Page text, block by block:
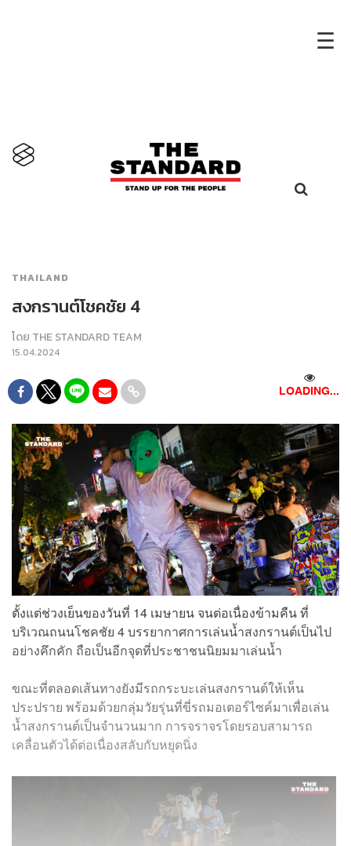
☰
THAILAND
สงกรานต์โชคชัย 4
โดย THE STANDARD TEAM
15.04.2024
LOADING...
ตั้งแต่ช่วงเย็นของวันที่ 14 เมษายน จนต่อเนื่องข้ามคืน ที่
บริเวณถนนโชคชัย 4 บรรยากาศการเล่นน้ำสงกรานต์เป็นไป
อย่างคึกคัก ถือเป็นอีกจุดที่ประชาชนนิยมมาเล่นน้ำ
ขณะที่ตลอดเส้นทางยังมีรถกระบะเล่นสงกรานต์ให้เห็น
ประปราย พร้อมด้วยกลุ่มวัยรุ่นที่ขี่รถมอเตอร์ไซค์มาเพื่อเล่น
น้ำสงกรานต์เป็นจำนวนมาก การจราจรโดยรอบสามารถ
เคลื่อนตัวได้ต่อเนื่องสลับกับหยุดนิ่ง